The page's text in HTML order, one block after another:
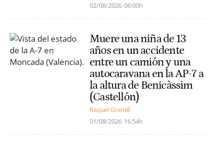
02/08/2026 06:00h
Muere una niña de 13
años en un accidente
entre un camión y una
autocaravana en la AP-7 a
la altura de Benicàssim
(Castellón)
Raquel Granell
01/08/2026 16:54h